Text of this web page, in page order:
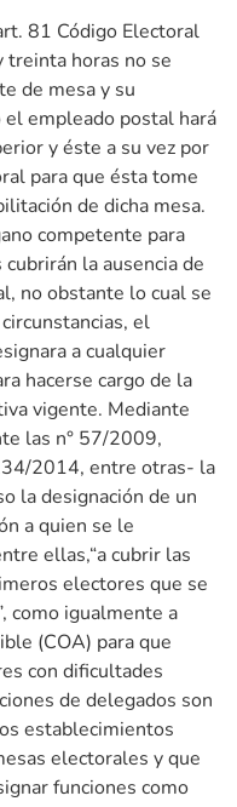
81 Código Electoral
treinta horas no se
de mesa y su
empleado postal hará
y éste a su vez por
para que ésta tome
de dicha mesa.
competente para
la ausencia de
no obstante lo cual se
el
a cualquier
hacerse cargo de la
vigente. Mediante
las n° 57/2009,
2014, entre otras- la
la designación de un
a quien se le
ellas,“a cubrir las
electores que se
como igualmente a
(COA) para que
con dificultades
de delegados son
establecimientos
electorales y que
funciones como